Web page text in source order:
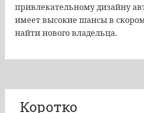
привлекательному дизайну
имеет высокие шансы в
найти нового владельца.
Коротко